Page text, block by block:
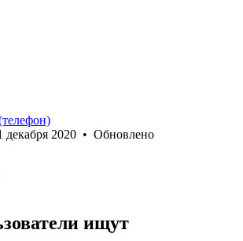
декабря 2020 • Обновлено
ищут